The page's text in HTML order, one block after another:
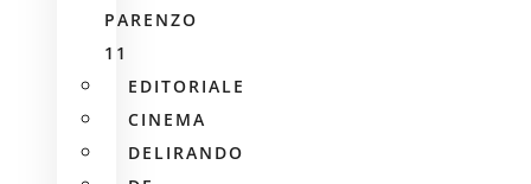
PARENZO
11
EDITORIALE
CINEMA
DELIRANDO